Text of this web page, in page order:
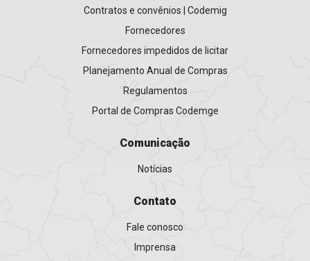
Contratos e convênios | Codemig
Fornecedores
Fornecedores impedidos de licitar
Planejamento Anual de Compras
Regulamentos
Portal de Compras Codemge
Comunicação
Notícias
Contato
Fale conosco
Imprensa